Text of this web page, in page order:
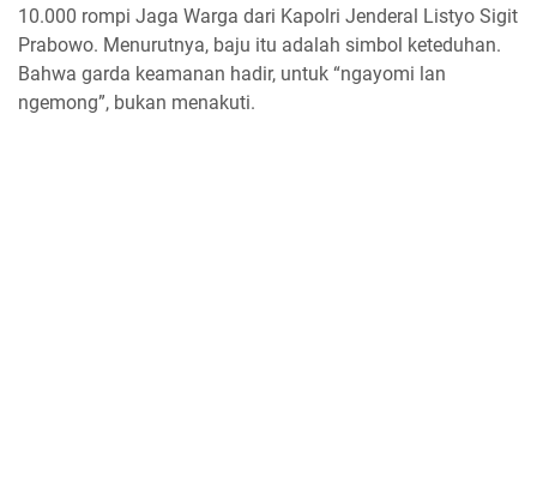
10.000 rompi Jaga Warga dari Kapolri Jenderal Listyo Sigit
Prabowo. Menurutnya, baju itu adalah simbol keteduhan.
Bahwa garda keamanan hadir, untuk “ngayomi lan
ngemong”, bukan menakuti.